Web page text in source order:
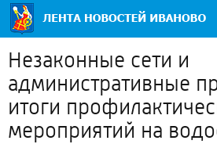
Незаконные сети и
административные
итоги
мероприятий на